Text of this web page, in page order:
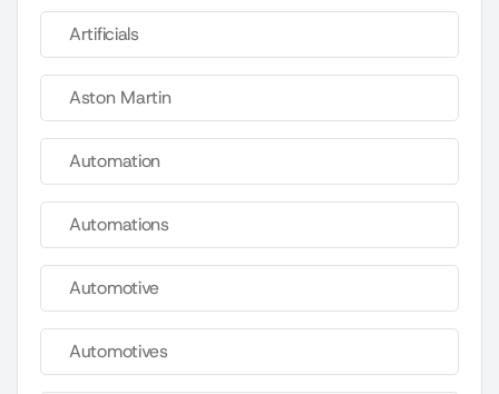
Artificials
Aston Martin
Automation
Automations
Automotive
Automotives